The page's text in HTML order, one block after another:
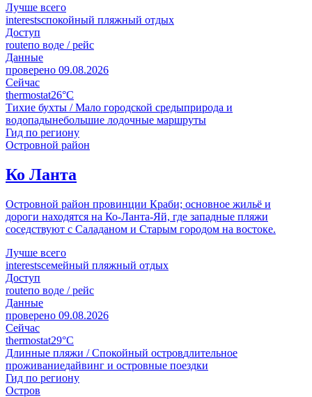
Лучше всего
interestsспокойный пляжный отдых
Доступ
routeпо воде / рейс
Данные
проверено 09.08.2026
Сейчас
thermostat26°C
Тихие бухты / Мало городской средыприрода и
водопадынебольшие лодочные маршруты
Гид по региону
Островной район
Ко Ланта
Островной район провинции Краби; основное жильё и
дороги находятся на Ко-Ланта-Яй, где западные пляжи
соседствуют с Саладаном и Старым городом на востоке.
Лучше всего
interestsсемейный пляжный отдых
Доступ
routeпо воде / рейс
Данные
проверено 09.08.2026
Сейчас
thermostat29°C
Длинные пляжи / Спокойный островдлительное
проживаниедайвинг и островные поездки
Гид по региону
Остров